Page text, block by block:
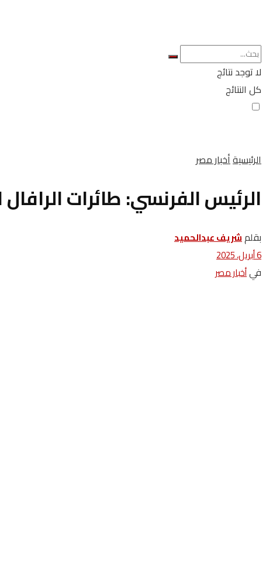
لا توجد نتائج
كل النتائج
الرئيسيةأخبار مصر
الرئيس الفرنسي: طائرات
بقلمشريف عبدالحميد
6 أبريل، 2025
فيأخبار مصر